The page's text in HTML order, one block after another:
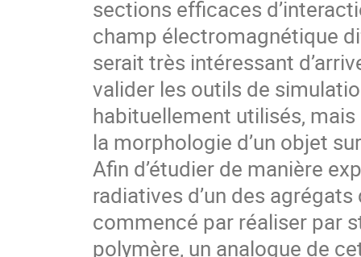
sections efficaces
champ électromagnétique
serait très intéressant
valider les outils de
habituellement utilisés, mais
la morphologie d’un objet
Afin d’étudier de manière
radiatives d’un des
commencé par réaliser par
polymère, un analogue de